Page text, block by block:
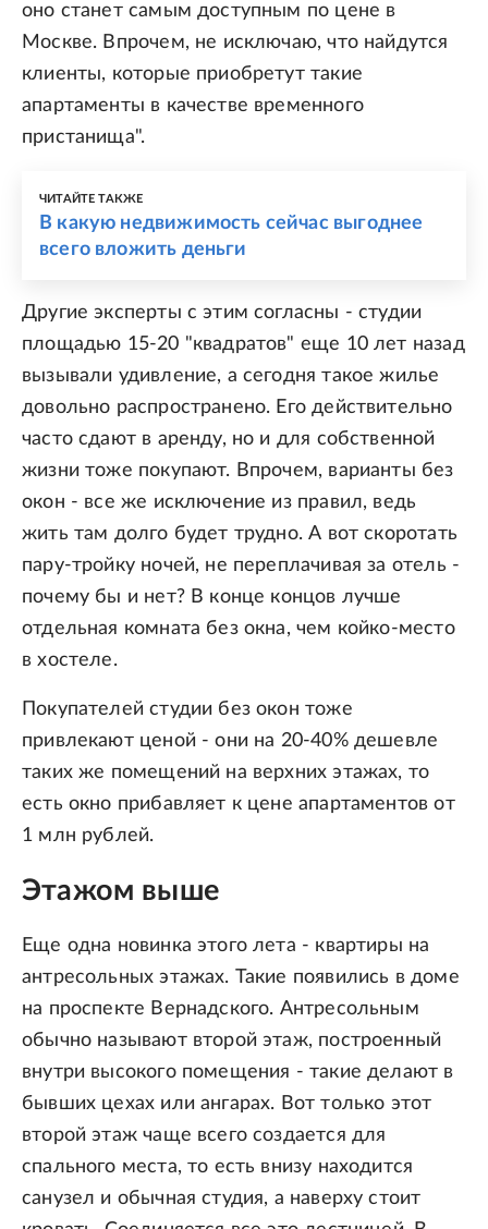
оно станет самым доступным по цене в
Москве. Впрочем, не исключаю, что найдутся
клиенты, которые приобретут такие
апартаменты в качестве временного
пристанища".
ЧИТАЙТЕ ТАКЖЕ
В какую недвижимость сейчас выгоднее
всего вложить деньги
Другие эксперты с этим согласны - студии
площадью 15-20 "квадратов" еще 10 лет назад
вызывали удивление, а сегодня такое жилье
довольно распространено. Его действительно
часто сдают в аренду, но и для собственной
жизни тоже покупают. Впрочем, варианты без
окон - все же исключение из правил, ведь
жить там долго будет трудно. А вот скоротать
пару-тройку ночей, не переплачивая за отель -
почему бы и нет? В конце концов лучше
отдельная комната без окна, чем койко-место
в хостеле.
Покупателей студии без окон тоже
привлекают ценой - они на 20-40% дешевле
таких же помещений на верхних этажах, то
есть окно прибавляет к цене апартаментов от
1 млн рублей.
Этажом выше
Еще одна новинка этого лета - квартиры на
антресольных этажах. Такие появились в доме
на проспекте Вернадского. Антресольным
обычно называют второй этаж, построенный
внутри высокого помещения - такие делают в
бывших цехах или ангарах. Вот только этот
второй этаж чаще всего создается для
спального места, то есть внизу находится
санузел и обычная студия, а наверху стоит